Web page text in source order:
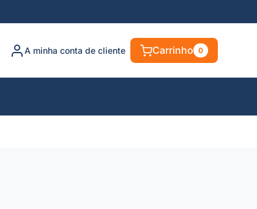
A minha conta de cliente Carrinho 0